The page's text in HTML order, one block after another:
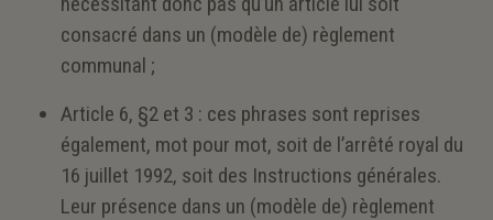
consacré dans un (modèle de) règlement
communal ;
Article 6, §2 et 3 : ces phrases sont reprises
également, mot pour mot, soit de l’arrêté royal du
16 juillet 1992, soit des Instructions générales.
Leur présence dans un (modèle de) règlement